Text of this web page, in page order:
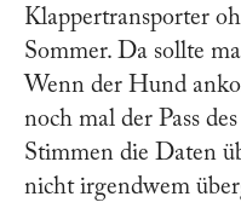
Klappertransporter
Sommer. Da sollte
Wenn der Hund
noch mal der Pass
Stimmen die Daten
nicht irgendwem